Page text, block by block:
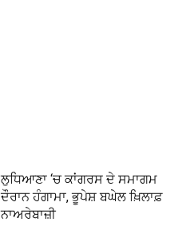
ਲੁਧਿਆਣਾ ‘ਚ ਕਾਂਗਰਸ ਦੇ ਸਮਾਗਮ
ਦੌਰਾਨ ਹੰਗਾਮਾ, ਭੂਪੇਸ਼ ਬਘੇਲ ਖ਼ਿਲਾਫ਼
ਨਾਅਰੇਬਾਜ਼ੀ